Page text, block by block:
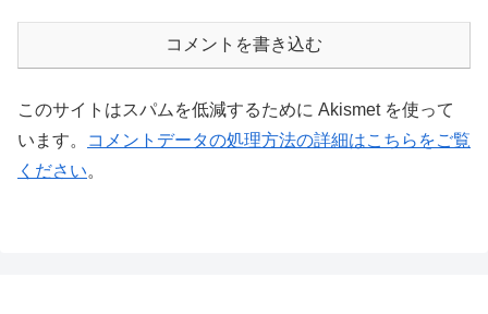
コメントを書き込む
このサイトはスパムを低減するために Akismet を使って
います。
コメントデータの処理方法の詳細はこちらをご覧
ください。